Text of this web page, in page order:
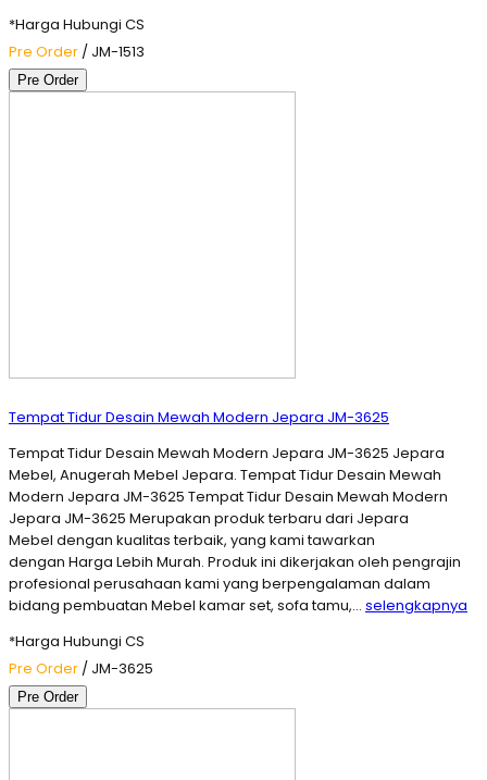
*Harga Hubungi CS
Pre Order / JM-1513
Pre Order
Tempat Tidur Desain Mewah Modern Jepara JM-3625
Tempat Tidur Desain Mewah Modern Jepara JM-3625 Jepara
Mebel, Anugerah Mebel Jepara. Tempat Tidur Desain Mewah
Modern Jepara JM-3625 Tempat Tidur Desain Mewah Modern
Jepara JM-3625 Merupakan produk terbaru dari Jepara
Mebel dengan kualitas terbaik, yang kami tawarkan
dengan Harga Lebih Murah. Produk ini dikerjakan oleh pengrajin
profesional perusahaan kami yang berpengalaman dalam
bidang pembuatan Mebel kamar set, sofa tamu,… selengkapnya
*Harga Hubungi CS
Pre Order / JM-3625
Pre Order